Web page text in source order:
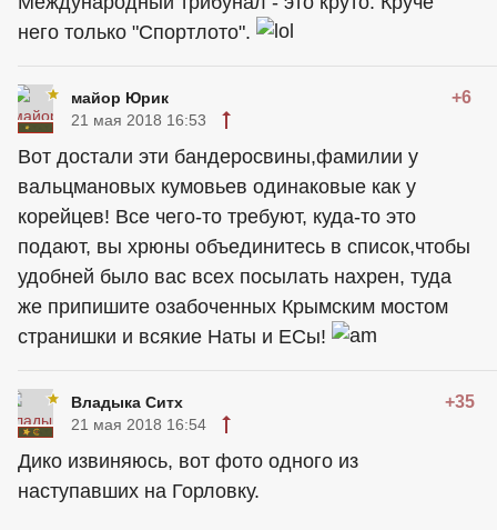
него только "Спортлото".
майор Юрик +6
21 мая 2018 16:53
Вот достали эти бандеросвины,фамилии у
вальцмановых кумовьев одинаковые как у
корейцев! Все чего-то требуют, куда-то это
подают, вы хрюны объединитесь в список,чтобы
удобней было вас всех посылать нахрен, туда
же припишите озабоченных Крымским мостом
странишки и всякие Наты и ЕСы!
Владыка Ситх +35
21 мая 2018 16:54
Дико извиняюсь, вот фото одного из
наступавших на Горловку.